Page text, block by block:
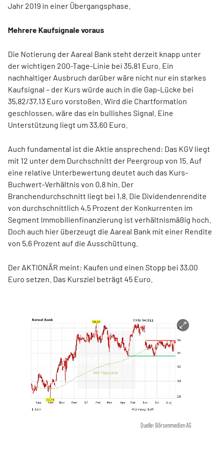
Jahr 2019 in einer Übergangsphase.
Mehrere Kaufsignale voraus
Die Notierung der Aareal Bank steht derzeit knapp unter
der wichtigen 200-Tage-Linie bei 35,81 Euro. Ein
nachhaltiger Ausbruch darüber wäre nicht nur ein starkes
Kaufsignal – der Kurs würde auch in die Gap-Lücke bei
35,82/37,13 Euro vorstoßen. Wird die Chartformation
geschlossen, wäre das ein bullishes Signal. Eine
Unterstützung liegt um 33,60 Euro.
Auch fundamental ist die Aktie ansprechend: Das KGV liegt
mit 12 unter dem Durchschnitt der Peergroup von 15. Auf
eine relative Unterbewertung deutet auch das Kurs-
Buchwert-Verhältnis von 0,8 hin. Der
Branchendurchschnitt liegt bei 1,8. Die Dividendenrendite
von durchschnittlich 4,5 Prozent der Konkurrenten im
Segment Immobilienfinanzierung ist verhältnismäßig hoch.
Doch auch hier überzeugt die Aareal Bank mit einer Rendite
von 5,6 Prozent auf die Ausschüttung.
Der AKTIONÄR meint: Kaufen und einen Stopp bei 33,00
Euro setzen. Das Kursziel beträgt 45 Euro.
Quelle: Börsenmedien AG